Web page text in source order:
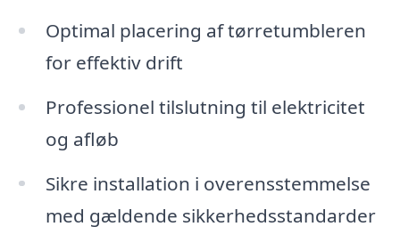
Optimal placering af tørretumbleren
for effektiv drift
Professionel tilslutning til elektricitet
og afløb
Sikre installation i overensstemmelse
med gældende sikkerhedsstandarder